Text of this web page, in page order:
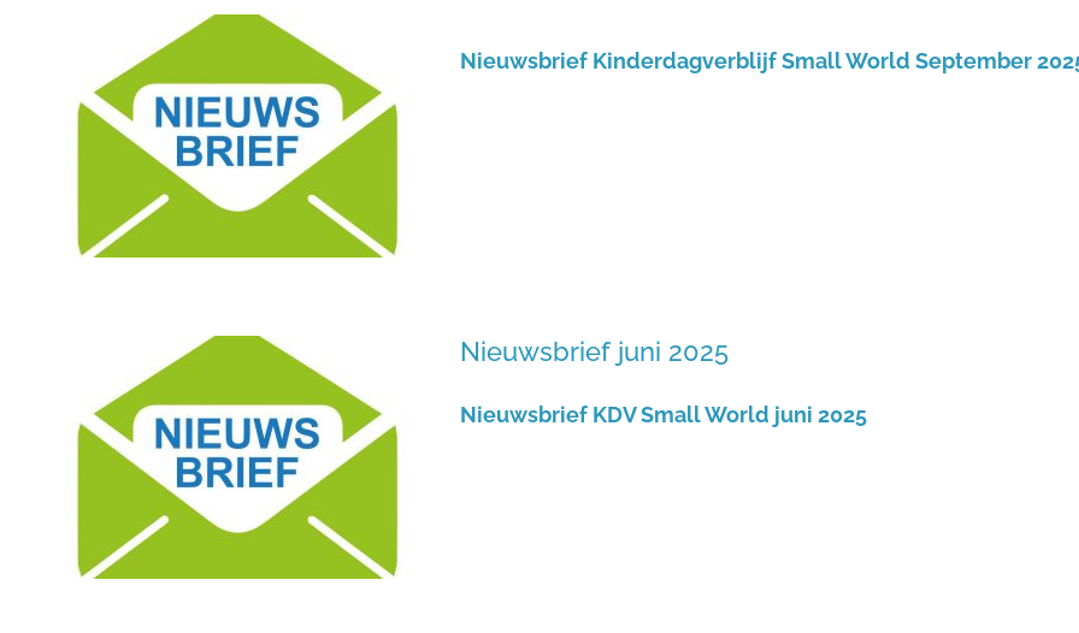
Nieuwsbrief Kinderdagverblijf Small World September
Nieuwsbrief juni 2025
Nieuwsbrief KDV Small World juni 2025